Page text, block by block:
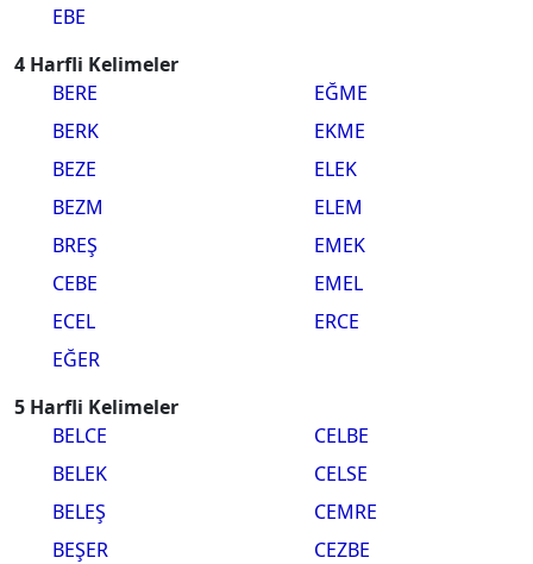
EBE
4 Harfli Kelimeler
BERE
BERK
BEZE
BEZM
BREŞ
CEBE
ECEL
EĞER
EĞME
EKME
ELEK
ELEM
EMEK
EMEL
ERCE
5 Harfli Kelimeler
BELCE
BELEK
BELEŞ
BEŞER
CELBE
CELSE
CEMRE
CEZBE